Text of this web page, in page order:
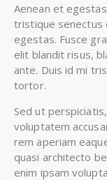
Aenean et
tristique senectus
egestas. Fusce
elit blandit risus,
ante. Duis id mi
tortor.
Sed ut
voluptatem
rem aperiam
quasi architecto
enim ipsam